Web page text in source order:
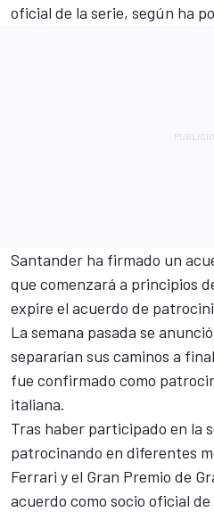
oficial de la serie, según ha
Santander ha firmado un
que comenzará a principios
expire el acuerdo de
La semana pasada se
separarían sus caminos a
fue confirmado como
italiana.
Tras haber participado en la
patrocinando en diferentes
Ferrari y el Gran Premio de
acuerdo como socio oficial